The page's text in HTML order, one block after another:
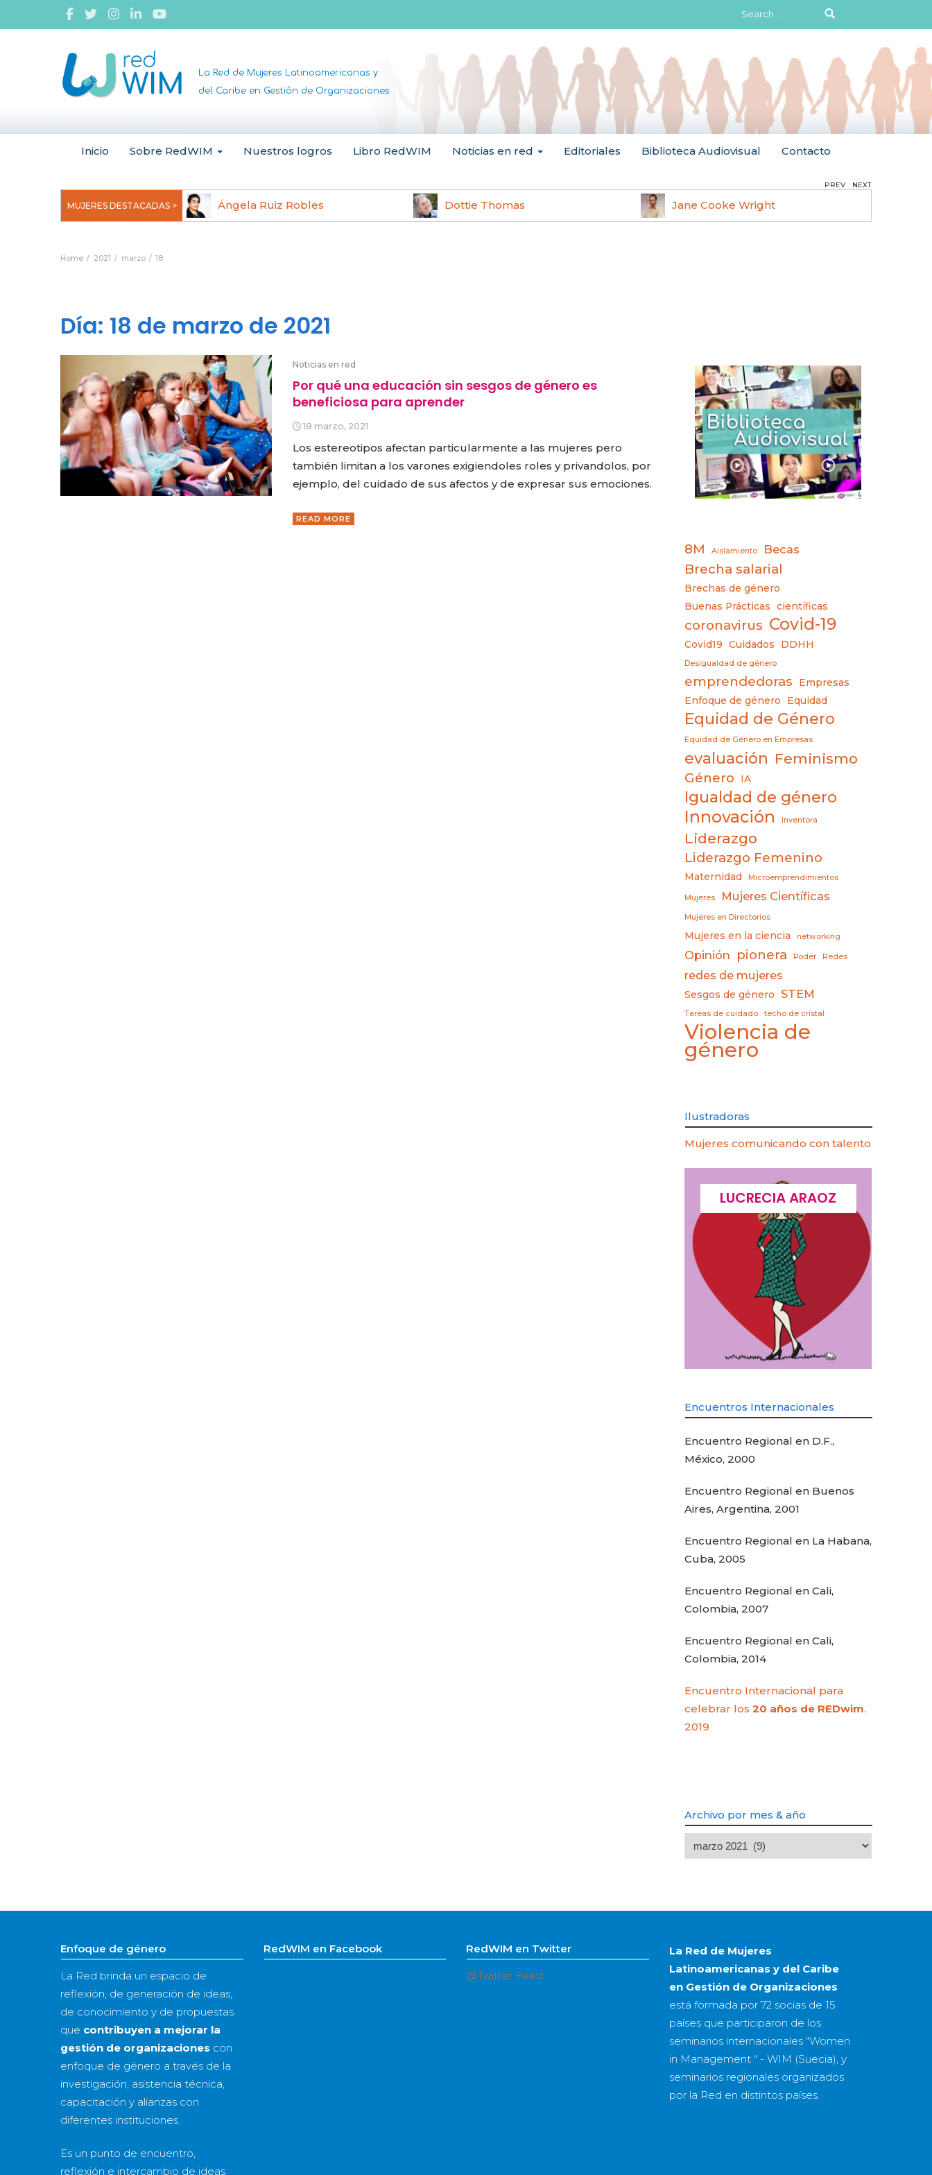
Search
for:
La Red de Mujeres Latinoamericanas y
del Caribe en Gestión de Organizaciones
Inicio Sobre RedWIM Nuestros logros Libro RedWIM Noticias en red Editoriales Biblioteca Audiovisual Contacto
MUJERES DESTACADAS >
Uchegbu, pionera en
Ángela Ruiz Robles Dottie Thomas Jane Cooke Wright
PREV NEXT
Home 2021 marzo 18
Día: 18 de marzo de 2021
Noticias en red
Por qué una educación sin sesgos de género es
beneficiosa para aprender
18 marzo, 2021
Los estereotipos afectan particularmente a las mujeres pero
también limitan a los varones exigiendoles roles y privandolos, por
ejemplo, del cuidado de sus afectos y de expresar sus emociones.
READ MORE
8M Aislamiento Becas
Brecha salarial
Brechas de género
Buenas Prácticas
científicas
coronavirus Covid-19
Covid19 Cuidados DDHH
Desigualdad de género
emprendedoras
Empresas
Enfoque de género
Equidad
Equidad de Género
Equidad de Género en Empresas
evaluación Feminismo
Género IA
Igualdad de género
Innovación Inventora
Liderazgo
Liderazgo Femenino
Maternidad Microemprendimientos
Mujeres Mujeres Científicas
Mujeres en Directorios
Mujeres en la ciencia networking
Opinión pionera Poder Redes
redes de mujeres
Sesgos de género STEM
Tareas de cuidado techo de cristal
Violencia de
género
Ilustradoras
Mujeres comunicando con talento
LUCRECIA ARAOZ
Encuentros Internacionales
Encuentro Regional en D.F.,
México, 2000
Encuentro Regional en Buenos
Aires, Argentina, 2001
Encuentro Regional en La Habana,
Cuba, 2005
Encuentro Regional en Cali,
Colombia, 2007
Encuentro Regional en Cali,
Colombia, 2014
Encuentro Internacional para
celebrar los 20 años de REDwim.
2019
Archivo por mes & año
por
año
Enfoque de género
La Red brinda un espacio de
reflexión, de generación de ideas,
de conocimiento y de propuestas
que contribuyen a mejorar la
gestión de organizaciones con
enfoque de género a través de la
investigación, asistencia técnica,
capacitación y alianzas con
diferentes instituciones.
Es un punto de encuentro,
reflexión e intercambio de ideas
RedWIM en Facebook RedWIM en Twitter
@Twitter Feed
La Red de Mujeres
Latinoamericanas y del Caribe
en Gestión de Organizaciones
está formada por 72 sociasde 15
paísesque participaron de los
seminarios internacionales "Women
in Management " - WIM (Suecia), y
seminarios regionales organizados
por la Red en distintos países.